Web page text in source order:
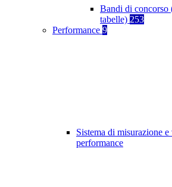
Bandi di concorso
tabelle) 253
Performance 9
Sistema di misurazione
performance